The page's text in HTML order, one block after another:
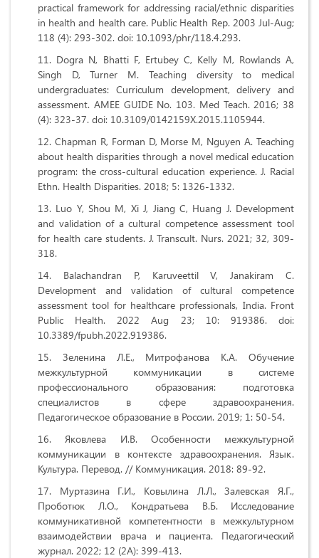
practical framework for addressing racial/ethnic disparities
in health and health care. Public Health Rep. 2003 Jul-Aug;
118 (4): 293-302. doi: 10.1093/phr/118.4.293.
Dogra N, Bhatti F, Ertubey C, Kelly M, Rowlands A,
Singh D, Turner M. Teaching diversity to medical
undergraduates: Curriculum development, delivery and
assessment. AMEE GUIDE No. 103. Med Teach. 2016; 38
(4): 323-37. doi: 10.3109/0142159X.2015.1105944.
Chapman R, Forman D, Morse M, Nguyen A. Teaching
about health disparities through a novel medical education
program: the cross-cultural education experience. J. Racial
Ethn. Health Disparities. 2018; 5: 1326-1332.
Luo Y, Shou M, Xi J, Jiang C, Huang J. Development
and validation of a cultural competence assessment tool
for health care students. J. Transcult. Nurs. 2021; 32, 309-
318.
Balachandran P, Karuveettil V, Janakiram C.
Development and validation of cultural competence
assessment tool for healthcare professionals, India. Front
Public Health. 2022 Aug 23; 10: 919386. doi:
10.3389/fpubh.2022.919386.
Зеленина Л.Е., Митрофанова К.А. Обучение
межкультурной коммуникации в системе
профессионального образования: подготовка
специалистов в сфере здравоохранения.
Педагогическое образование в России. 2019; 1: 50-54.
Яковлева И.В. Особенности межкультурной
коммуникации в контексте здравоохранения. Язык.
Культура. Перевод. // Коммуникация. 2018: 89-92.
Муртазина Г.И., Ковылина Л.Л., Залевская Я.Г.,
Проботюк Л.О., Кондратьева В.Б. Исследование
коммуникативной компетентности в межкультурном
взаимодействии врача и пациента. Педагогический
журнал. 2022; 12 (2А): 399-413.